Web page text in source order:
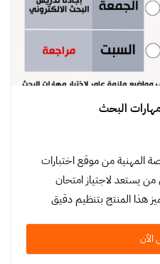
البحث
المهنية من موقع اختبارات
من يستعد لاجتياز امتحان
هذا المنتج بتنظيم دقيق
الآن